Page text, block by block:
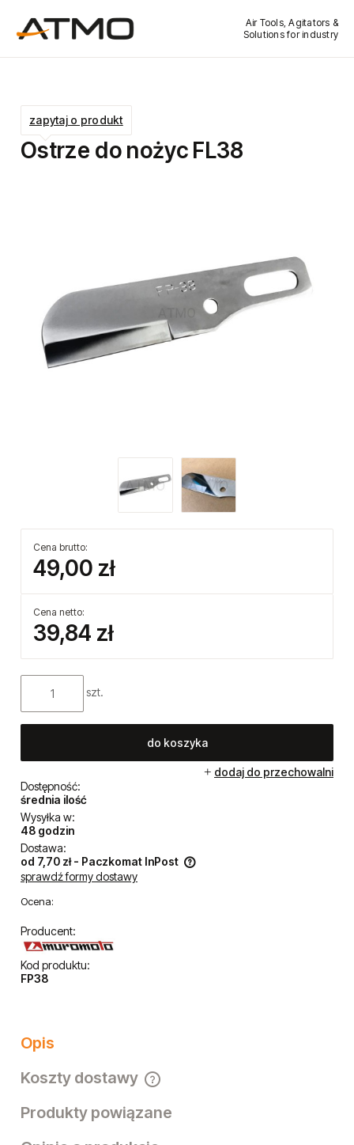
Air Tools, Agitators &
Solutions for industry
Ostrze do nożyc FL38
Cena brutto:
49,00 zł
Cena netto:
39,84 zł
szt.
do koszyka
dodaj do przechowalni
Dostępność:
średnia ilość
Wysyłka w:
48 godzin
Dostawa:
od 7,70 zł - Paczkomat InPost
Cena nie zawiera ewentualnych kosztów płatności
sprawdź formy dostawy
Ocena:
Producent:
Kod produktu:
FP38
zapytaj o produkt
Opis
Koszty dostawy
Cena nie zawiera ewentualnych kosztów płatności
Produkty powiązane